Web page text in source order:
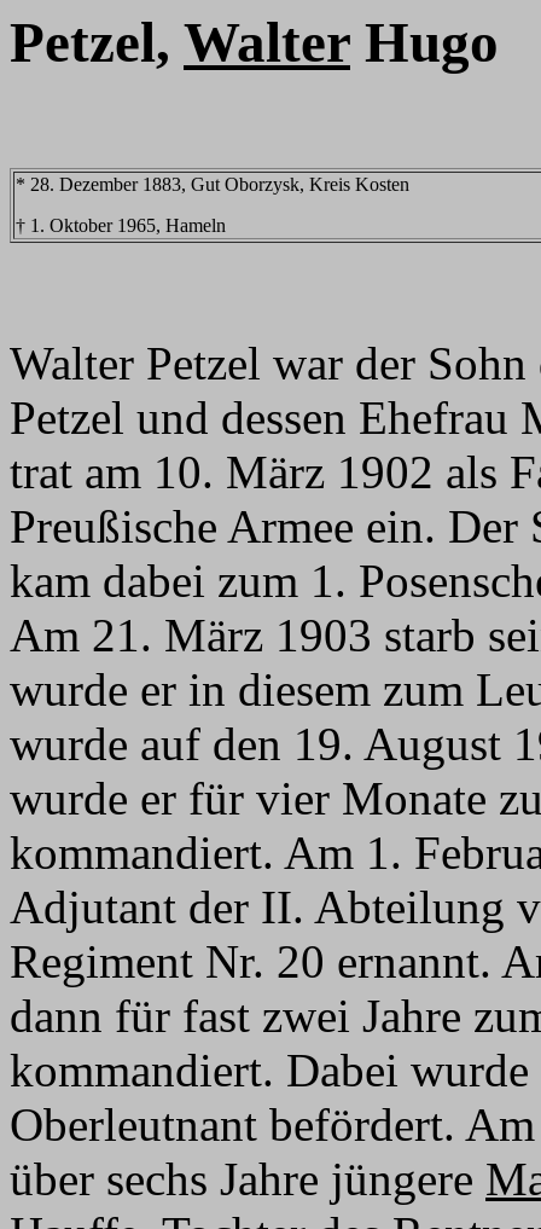
Petzel, Walter Hugo
* 28. Dezember 1883, Gut Oborzysk, Kreis Kosten
† 1. Oktober 1965, Hameln
Walter Petzel war der
Petzel und dessen Ehefrau
trat am 10. März 1902 als
Preußische Armee ein. Der
kam dabei zum 1.
Am 21. März 1903 starb
wurde er in diesem zum
wurde auf den 19. August
wurde er für vier Monate
kommandiert. Am 1.
Adjutant der II. Abteilung
Regiment Nr. 20 ernannt.
dann für fast zwei Jahre
kommandiert. Dabei
Oberleutnant befördert.
über sechs Jahre jüngere